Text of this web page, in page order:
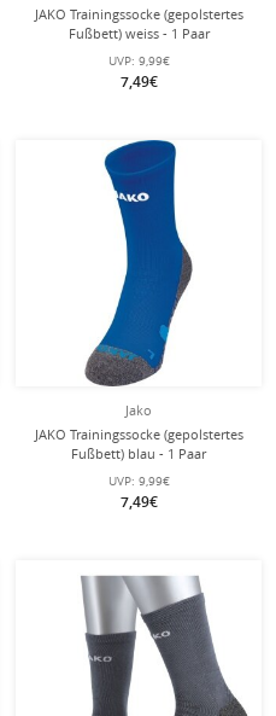
JAKO Trainingssocke (gepolstertes
Fußbett) weiss - 1 Paar
UVP: 9,99€
7,49€
Jako
JAKO Trainingssocke (gepolstertes
Fußbett) blau - 1 Paar
UVP: 9,99€
7,49€